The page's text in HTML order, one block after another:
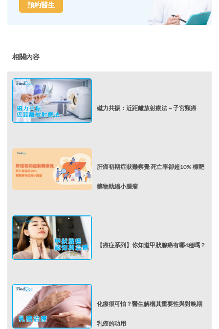
預約醫生
相關內容
磁力共振：近距離放射療法－子宮頸癌
肝癌初期症狀難察覺 死亡率卻超10% 標靶
藥物助縮小腫瘤
【癌症系列】你知道甲狀腺癌有哪4種嗎？
化療很可怕？醫生解構其重要性與對晚期
乳癌的功用